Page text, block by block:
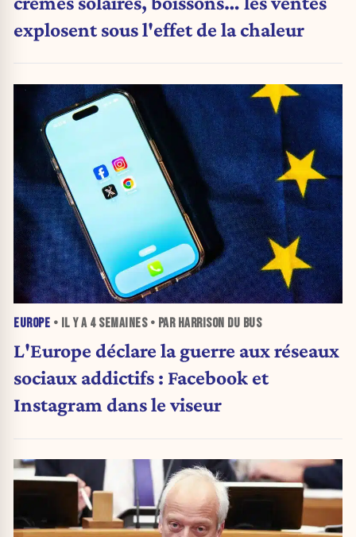
explosent sous l'effet de la chaleur
EUROPE • IL Y A 4 SEMAINES• PAR HARRISON DU BUS
L'Europe déclare la guerre aux réseaux
sociaux addictifs : Facebook et
Instagram dans le viseur